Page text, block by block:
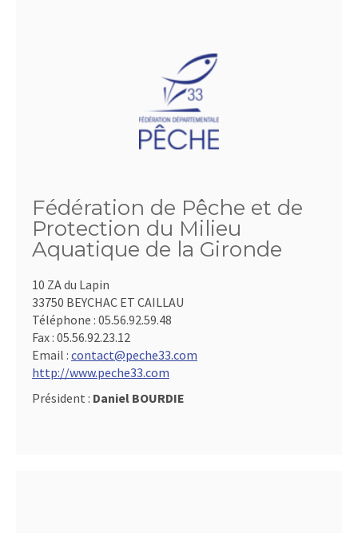
Fédération de Pêche et de
Protection du Milieu
Aquatique de la Gironde
10 ZA du Lapin
33750 BEYCHAC ET CAILLAU
Téléphone : 05.56.92.59.48
Fax : 05.56.92.23.12
Email : contact@peche33.com
http://www.peche33.com
Président : Daniel BOURDIE